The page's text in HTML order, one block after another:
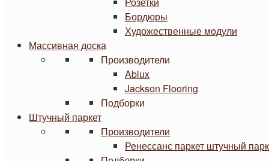
Бордюры
Художественные модули
Массивная доска
Производители
Ablux
Jackson Flooring
Подборки
Штучный паркет
Производители
Ренессанс паркет штучный